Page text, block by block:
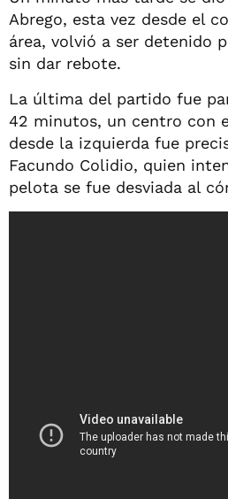
Abrego, esta vez desde el
área, volvió a ser detenido
sin dar rebote.
La última del partido fue
42 minutos, un centro con
desde la izquierda fue
Facundo Colidio, quien
pelota se fue desviada al